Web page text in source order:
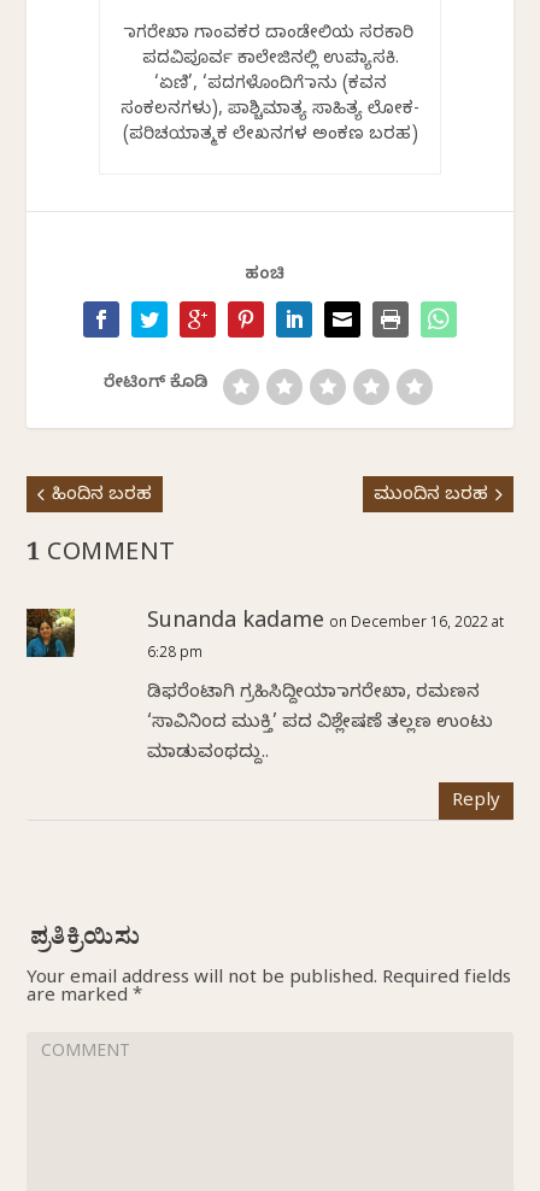
ನಾಗರೇಖಾ ಗಾಂವಕರ ದಾಂಡೇಲಿಯ ಸರಕಾರಿ
ಪದವಿಪೂರ್ವ ಕಾಲೇಜಿನಲ್ಲಿ ಉಪನ್ಯಾಸಕಿ.
‘ಏಣಿ’, ‘ಪದಗಳೊಂದಿಗೆ ನಾನು (ಕವನ
ಸಂಕಲನಗಳು), ಪಾಶ್ಚಿಮಾತ್ಯ ಸಾಹಿತ್ಯ ಲೋಕ-
(ಪರಿಚಯಾತ್ಮಕ ಲೇಖನಗಳ ಅಂಕಣ ಬರಹ)
ಹಂಚಿ
ರೇಟಿಂಗ್ ಕೊಡಿ
ಹಿಂದಿನ ಬರಹ ಮುಂದಿನ ಬರಹ
1 COMMENT
Sunanda kadame on December 16, 2022 at
6:28 pm
ಡಿಫರೆಂಟಾಗಿ ಗ್ರಹಿಸಿದ್ದೀಯಾ ನಾಗರೇಖಾ, ರಮಣನ
‘ಸಾವಿನಿಂದ ಮುಕ್ತಿ’ ಪದ ವಿಶ್ಲೇಷಣೆ ತಲ್ಲಣ ಉಂಟು
ಮಾಡುವಂಥದ್ದು..
Reply
Your email address will not be published. Required fields
are marked *